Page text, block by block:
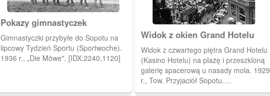
Pokazy gimnastyczek
Gimnastyczki przybyłe do Sopotu na
lipcowy Tydzień Sportu (Sportwoche).
1936 r., „Die Möwe". [IDX:2240,1120]
Widok z okien Grand Hotelu
Widok z czwartego piętra Grand Hotelu
(Kasino Hotelu) na plażę i przeszkloną
galerię spacerową u nasady mola. 1929
r., Tow. Przyjaciół Sopotu.
[IDX:2206,1098]